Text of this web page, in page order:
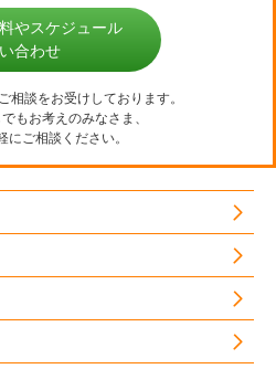
やスケジュール
合わせ
相談をお受けしております。
もお考えのみなさま、
にご相談ください。